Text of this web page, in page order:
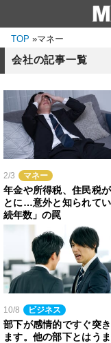
TOP »マネー
会社の記事一覧
2/3 マネー
年金や所得税、住民税
とに…意外と知られて
続年数」の罠
10/8 ビジネス
部下が感情的ですぐ突
ます。他の部下とはう